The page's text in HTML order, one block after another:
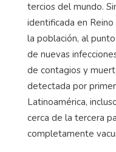
tercios del mundo.
identificada en
la población, al
de nuevas
de contagios y
detectada por
Latinoamérica,
cerca de la tercera
completamente